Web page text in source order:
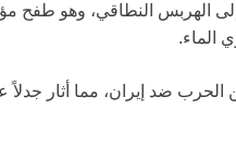
الهربس النطاقي، وهو طفح